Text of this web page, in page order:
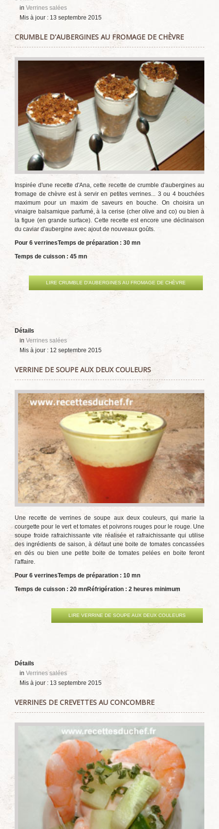
in Verrines salées
Mis à jour : 13 septembre 2015
CRUMBLE D'AUBERGINES AU FROMAGE DE CHÈVRE
Inspirée d'une recette d'Ana, cette recette de crumble d'aubergines au
fromage de chèvre est à servir en petites verrines... 3 ou 4 bouchées
maximum pour un maxim de saveurs en bouche. On choisira un
vinaigre balsamique parfumé, à la cerise (cher olive and co) ou bien à
la figue (en grande surface). Cette recette est encore une déclinaison
du caviar d'aubergine avec ajout de nouveaux goûts.
Pour 6 verrinesTemps de préparation : 30 mn
Temps de cuisson : 45 mn
LIRE CRUMBLE D'AUBERGINES AU FROMAGE DE CHÈVRE
Détails
in Verrines salées
Mis à jour : 12 septembre 2015
VERRINE DE SOUPE AUX DEUX COULEURS
Une recette de verrines de soupe aux deux couleurs, qui marie la
courgette pour le vert et tomates et poivrons rouges pour le rouge. Une
soupe froide rafraichissante vite réalisée et rafraichissante qui utilise
des ingrédients de saison, à défaut une boite de tomates concassées
en dés ou bien une petite boite de tomates pelées en boite feront
l'affaire.
Pour 6 verrinesTemps de préparation : 10 mn
Temps de cuisson : 20 mnRéfrigération : 2 heures minimum
LIRE VERRINE DE SOUPE AUX DEUX COULEURS
Détails
in Verrines salées
Mis à jour : 13 septembre 2015
VERRINES DE CREVETTES AU CONCOMBRE